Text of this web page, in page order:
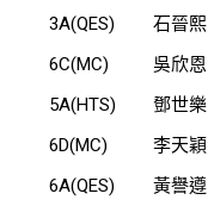
3A(QES)
石晉熙
6C(MC)
吳欣恩
5A(HTS)
鄧世樂
6D(MC)
李天穎
6A(QES)
黃譽遵